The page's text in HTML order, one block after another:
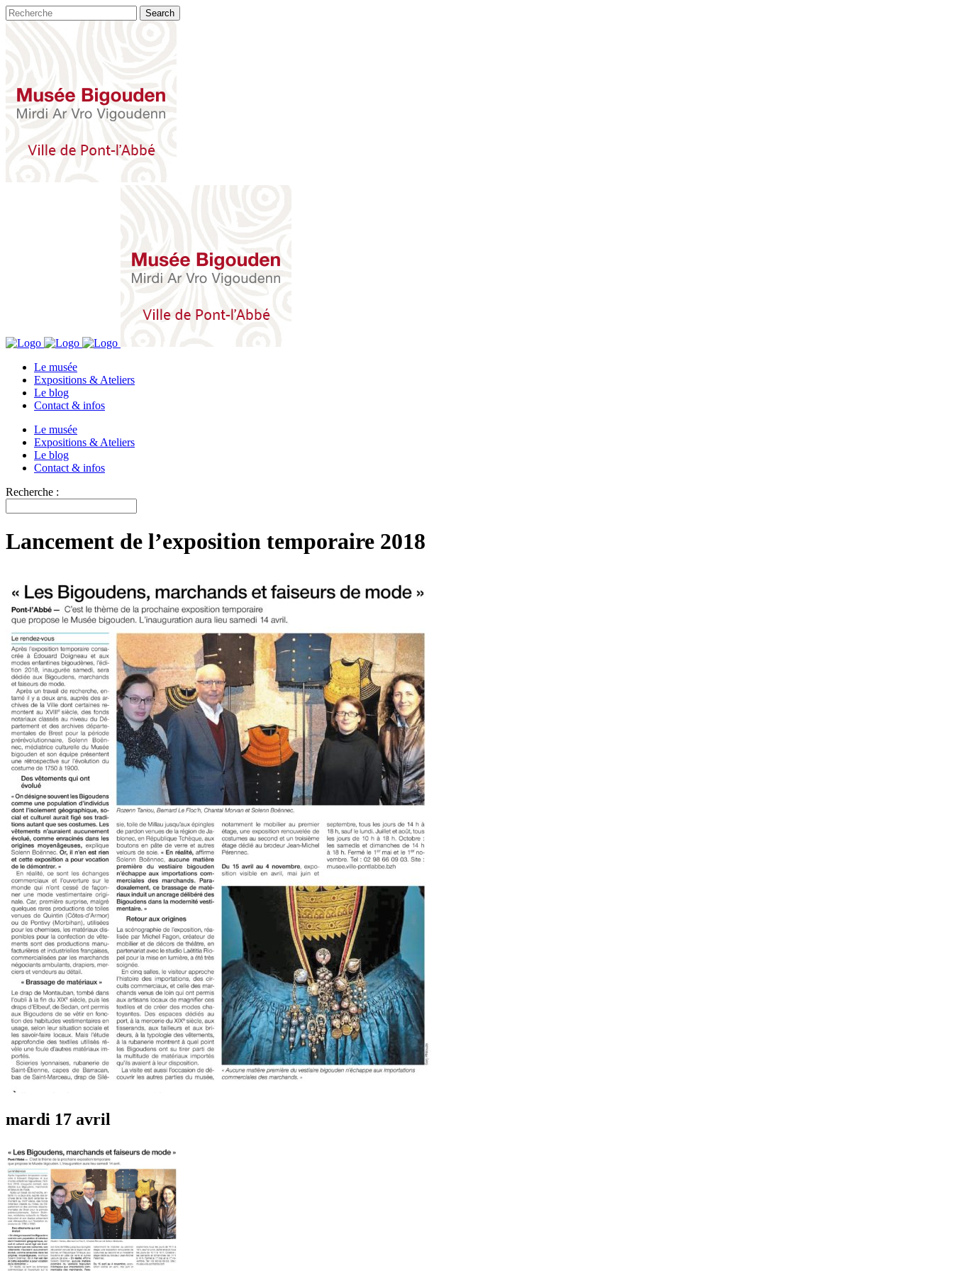
Le musée
Expositions & Ateliers
Le blog
Contact & infos
Le musée
Expositions & Ateliers
Le blog
Contact & infos
Recherche :
Lancement de l’exposition temporaire 2018
mardi 17 avril